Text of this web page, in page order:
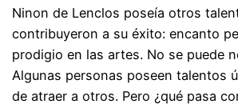
Ninon de Lenclos poseía otros
contribuyeron a su éxito: encanto
prodigio en las artes. No se puede
Algunas personas poseen talentos
de atraer a otros. Pero ¿qué pasa